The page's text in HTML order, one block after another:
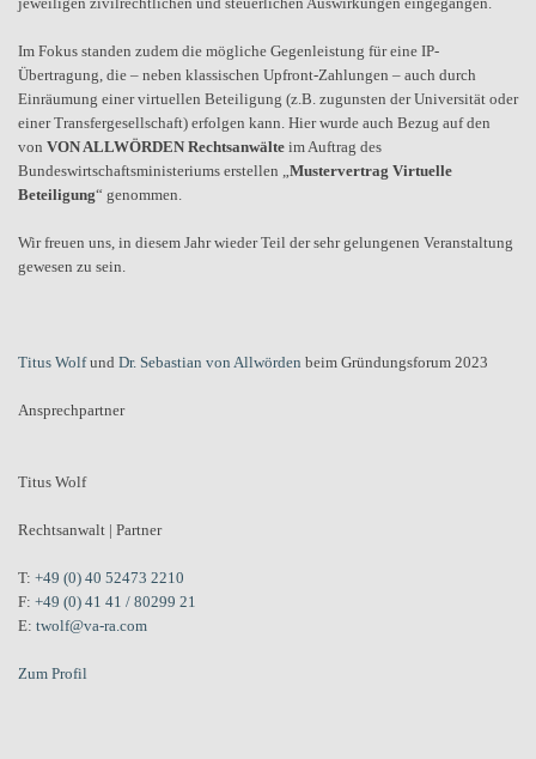
Im Fokus standen zudem die mögliche Gegenleistung für eine IP-
Übertragung, die – neben klassischen Upfront-Zahlungen – auch durch
Einräumung einer virtuellen Beteiligung (z.B. zugunsten der Universität oder
einer Transfergesellschaft) erfolgen kann. Hier wurde auch Bezug auf den
von VON ALLWÖRDEN Rechtsanwälte im Auftrag des
Bundeswirtschaftsministeriums erstellen „Mustervertrag Virtuelle
Beteiligung“ genommen.
Wir freuen uns, in diesem Jahr wieder Teil der sehr gelungenen Veranstaltung
gewesen zu sein.
Titus Wolfund Dr. Sebastian von Allwörden beim Gründungsforum 2023
Ansprechpartner
Titus Wolf
Rechtsanwalt | Partner
T: +49 (0) 40 52473 2210
F: +49 (0) 41 41 / 80299 21
E: twolf@va-ra.com
Zum Profil